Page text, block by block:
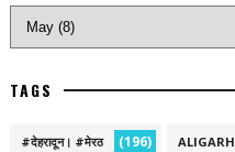
TAGS
#देहरादून। #मेरठ (196) ALIGARH